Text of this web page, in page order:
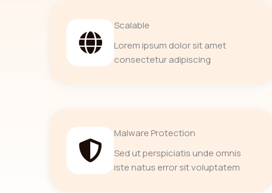
Scalable
Lorem ipsum dolor sit amet
consectetur adipiscing
Malware Protection
Sed ut perspiciatis unde omnis
iste natus error sit voluptatem